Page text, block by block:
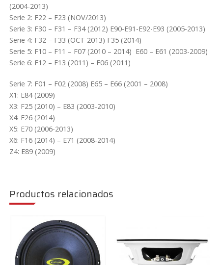
(2004-2013)
Serie 2: F22 – F23 (NOV/2013)
Serie 3: F30 – F31 – F34 (2012) E90-E91-E92-E93 (2005-2013)
Serie 4: F32 – F33 (OCT 2013) F35 (2014)
Serie 5: F10 – F11 – F07 (2010 – 2014) E60 – E61 (2003-2009)
Serie 6: F12 – F13 (2011) – F06 (2011)
Serie 7: F01 – F02 (2008) E65 – E66 (2001 – 2008)
X1: E84 (2009)
X3: F25 (2010) – E83 (2003-2010)
X4: F26 (2014)
X5: E70 (2006-2013)
X6: F16 (2014) – E71 (2008-2014)
Z4: E89 (2009)
Productos relacionados